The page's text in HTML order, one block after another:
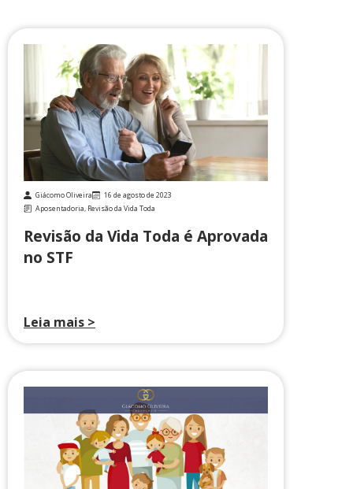
Giácomo Oliveira
16 de agosto de 2023
Aposentadoria, Revisão da Vida Toda
Revisão da Vida Toda é Aprovada
no STF
Leia mais >